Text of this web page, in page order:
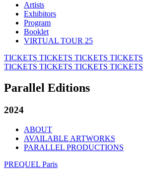
Artists
Exhibitors
Program
Booklet
VIRTUAL TOUR 25
TICKETS TICKETS TICKETS TICKETS
TICKETS TICKETS TICKETS TICKETS
Parallel Editions
2024
ABOUT
AVAILABLE ARTWORKS
PARALLEL PRODUCTIONS
PREQUEL Paris